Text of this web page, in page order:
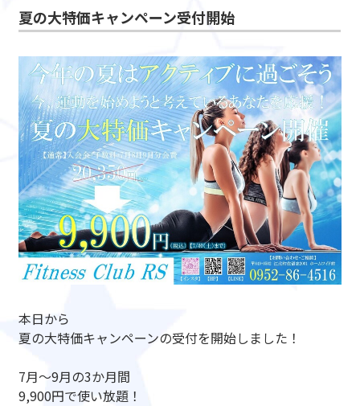
夏の大特価キャンペーン受付開始
本日から
夏の大特価キャンペーンの受付を開始しました！
7月～9月の3か月間
9,900円で使い放題！